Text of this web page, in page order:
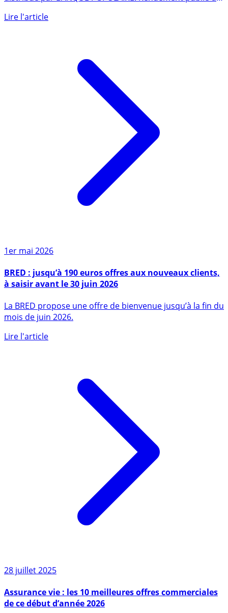
Contrat d'assurance-vie Horizeo 2, assuré par BPCE Vie,
distribué par BANQUE POPULAIRE. Rendement publié du
1er mai 2026
à saisir avant le 30 juin 2026
mois de juin 2026.
28 juillet 2025